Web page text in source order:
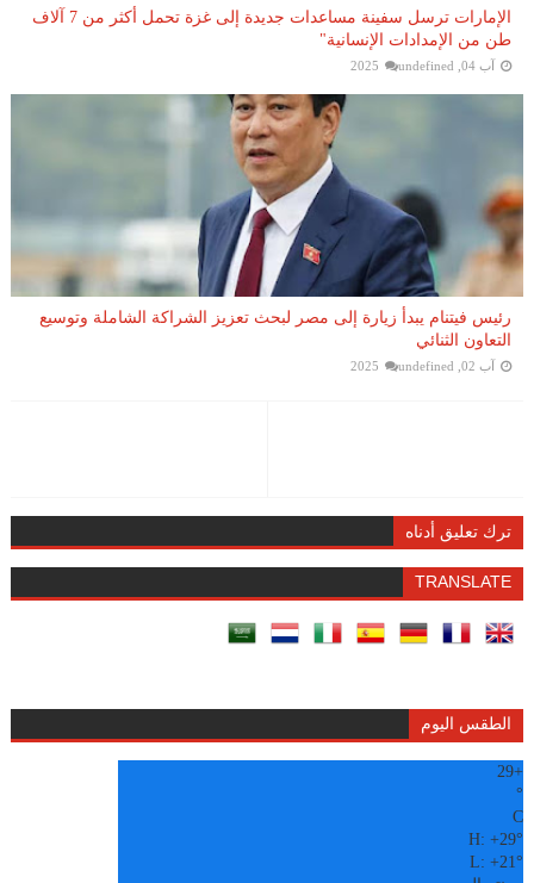
الإمارات ترسل سفينة مساعدات جديدة إلى غزة تحمل أكثر من 7 آلاف
طن من الإمدادات الإنسانية"
آب 04, 2025 undefined
رئيس فيتنام يبدأ زيارة إلى مصر لبحث تعزيز الشراكة الشاملة وتوسيع
التعاون الثنائي
آب 02, 2025 undefined
ترك تعليق أدناه
TRANSLATE
الطقس اليوم
+
29
°
C
H:+29°
L:+21°